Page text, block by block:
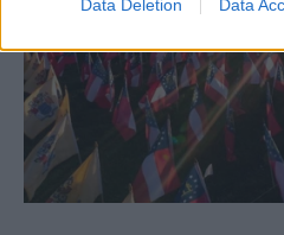
Data Deletion Data